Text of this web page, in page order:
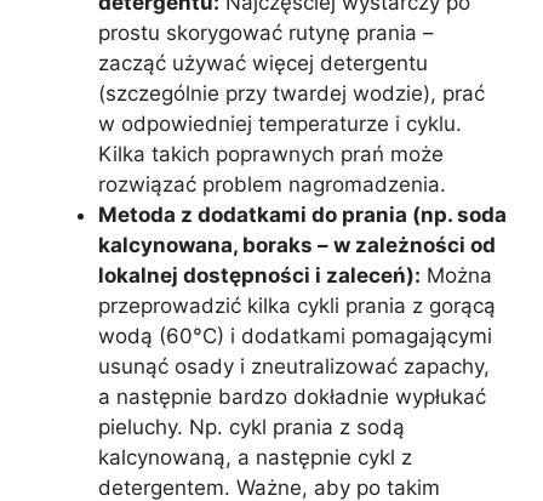
prostu skorygować rutynę prania –
zacząć używać więcej detergentu
(szczególnie przy twardej wodzie), prać
w odpowiedniej temperaturze i cyklu.
Kilka takich poprawnych prań może
rozwiązać problem nagromadzenia.
Metoda z dodatkami do prania (np. soda
kalcynowana, boraks – w zależności od
lokalnej dostępności i zaleceń): Można
przeprowadzić kilka cykli prania z gorącą
wodą (60°C) i dodatkami pomagającymi
usunąć osady i zneutralizować zapachy,
a następnie bardzo dokładnie wypłukać
pieluchy. Np. cykl prania z sodą
kalcynowaną, a następnie cykl z
detergentem. Ważne, aby po takim